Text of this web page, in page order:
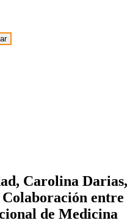
Carolina Darias,
entre
de Medicina